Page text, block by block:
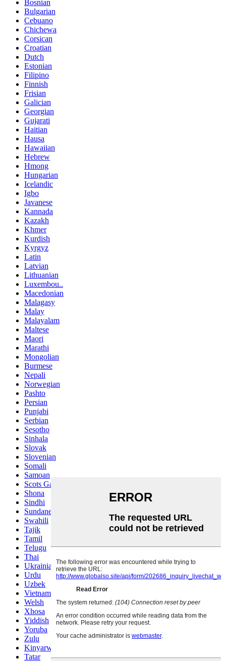
Bosnian
Bulgarian
Cebuano
Chichewa
Corsican
Croatian
Dutch
Estonian
Filipino
Finnish
Frisian
Galician
Georgian
Gujarati
Haitian
Hausa
Hawaiian
Hebrew
Hmong
Hungarian
Icelandic
Igbo
Javanese
Kannada
Kazakh
Khmer
Kurdish
Kyrgyz
Latin
Latvian
Lithuanian
Luxembou..
Macedonian
Malagasy
Malay
Malayalam
Maltese
Maori
Marathi
Mongolian
Burmese
Nepali
Norwegian
Pashto
Persian
Punjabi
Serbian
Sesotho
Sinhala
Slovak
Slovenian
Somali
Samoan
Scots Gaelic
Shona
Sindhi
Sundanese
Swahili
Tajik
Tamil
Telugu
Thai
Ukrainian
Urdu
Uzbek
Vietnamese
Welsh
Xhosa
Yiddish
Yoruba
Zulu
Kinyarwanda
Tatar